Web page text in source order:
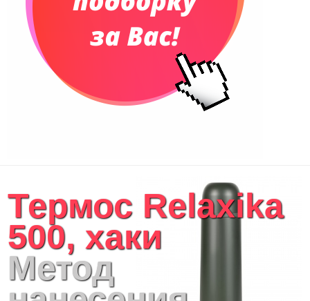
Конференц-сумки
Сумки для покупок промо
Несессеры и косметички
Сумки дорожные
Текстиль для ванной комнаты
Кухонный текстиль
Ножи разделочные доски
Фоторамки и фотоальбомы
Уход за обувью
Термос Relaxika
500, хаки
Метод